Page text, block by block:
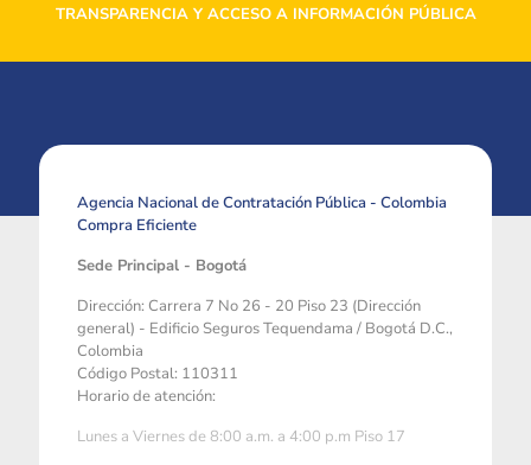
TRANSPARENCIA Y ACCESO A INFORMACIÓN PÚBLICA
Agencia Nacional de Contratación Pública - Colombia
Compra Eficiente
Sede Principal - Bogotá
Dirección: Carrera 7 No 26 - 20 Piso 23 (Dirección
general) - Edificio Seguros Tequendama / Bogotá D.C.,
Colombia
Código Postal: 110311
Horario de atención:
Lunes a Viernes de 8:00 a.m. a 4:00 p.m Piso 17